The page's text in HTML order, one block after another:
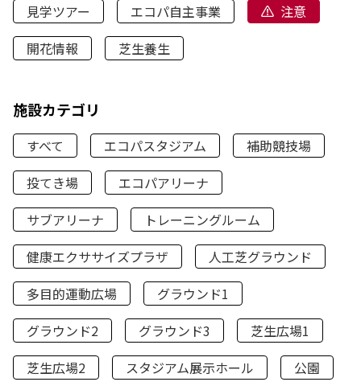
見学ツアー
エコパ自主事業
注意
開花情報
芝生養生
施設カテゴリ
すべて エコパスタジアム
補助競技場
投てき場
エコパアリーナ
サブアリーナ
トレーニングルーム
健康エクササイズプラザ
人工芝グラウンド
多目的運動広場
グラウンド1
グラウンド2
グラウンド3
芝生広場1
芝生広場2
スタジアム展示ホール
公園